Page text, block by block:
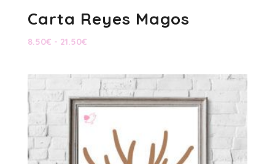
Carta Reyes Magos
8.50€ - 21.50€Rango
desde
8.50€
hasta
21.50€